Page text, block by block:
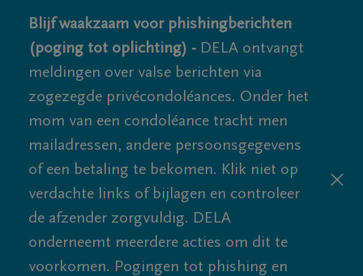
Blijf waakzaam voor phishingberichten
(poging tot oplichting) - DELA ontvangt
meldingen over valse berichten via
zogezegde privécondoléances. Onder het
mom van een condoléance tracht men
mailadressen, andere persoonsgegevens
of een betaling te bekomen. Klik niet op
verdachte links of bijlagen en controleer
de afzender zorgvuldig. DELA
onderneemt meerdere acties om dit te
voorkomen. Pogingen tot phishing en